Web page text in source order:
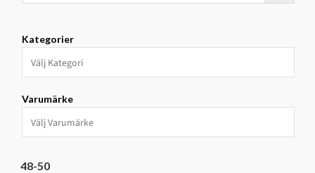
48-50
Kategorier
Varumärke